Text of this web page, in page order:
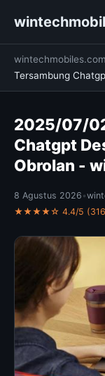
wintechmobiles.com
Tersambung
2025/07/
Chatgpt
Obrolan -
8 Agustus 2026 •
★★★★☆ 4.4/5